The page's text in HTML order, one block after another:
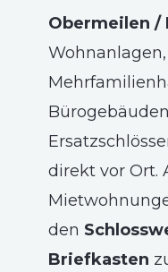
Obermeilen /
Wohnanlagen,
direkt vor Ort.
den
Briefkasten